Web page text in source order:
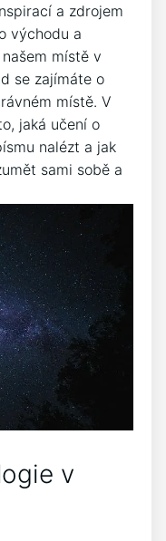
a zdrojem
východu a
místě v
se zajímáte o
místě. V
jaká učení o
nalézt a jak
sami sobě a
v